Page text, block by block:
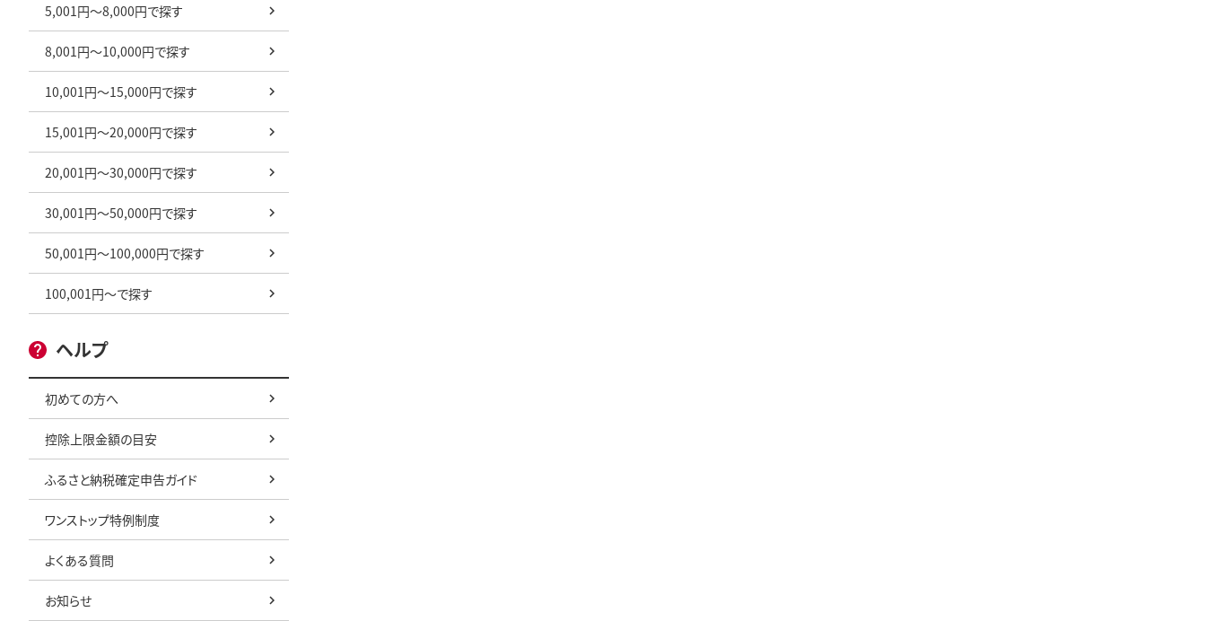
5,001円～8,000円で探す
8,001円～10,000円で探す
10,001円～15,000円で探す
15,001円～20,000円で探す
20,001円～30,000円で探す
30,001円～50,000円で探す
50,001円～100,000円で探す
100,001円～で探す
ヘルプ
初めての方へ
控除上限金額の目安
ふるさと納税確定申告ガイド
ワンストップ特例制度
よくある質問
お知らせ